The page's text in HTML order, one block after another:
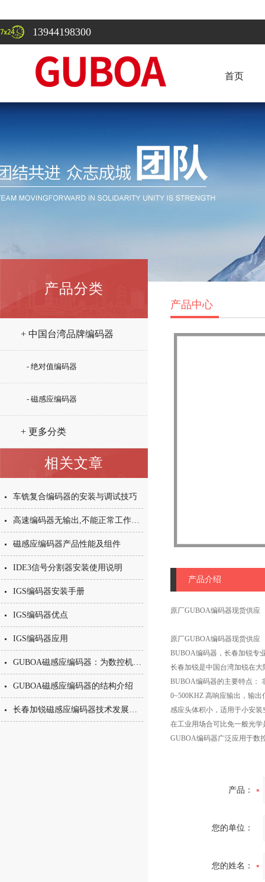
13944198300
首页
产品分类
+ 中国台湾品牌编码器
- 绝对值编码器
- 磁感应编码器
+ 更多分类
相关文章
车铣复合编码器的安装与调试技巧
高速编码器无输出,不能正常工作是怎么回事?
磁感应编码器产品性能及组件
IDE3信号分割器安装使用说明
IGS编码器安装手册
IGS编码器优点
IGS编码器应用
GUBOA磁感应编码器：为数控机床主轴提供可靠测速定位
GUBOA磁感应编码器的结构介绍
长春加锐磁感应编码器技术发展走向
产品中心
产品介绍
原厂GUBOA编码器现货供应
原厂GUBOA编码器现货供应
BUBOA编码器，长春加锐专
长春加锐是中国台湾加锐在
BUBOA编码器的主要特点：
0~500KHZ 高响应输出，输
感应头体积小，适用于小安
在工业用场合可比免一般光
GUBOA编码器广泛应用于数
产品：
您的单位：
您的姓名：